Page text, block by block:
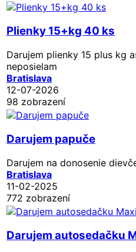
Plienky 15+kg 40 ks
Darujem plienky 15 plus kg
neposielam
Bratislava
12-07-2026
98 zobrazení
Darujem papuče
Darujem na donosenie
Bratislava
11-02-2025
772 zobrazení
Darujem autosedačku